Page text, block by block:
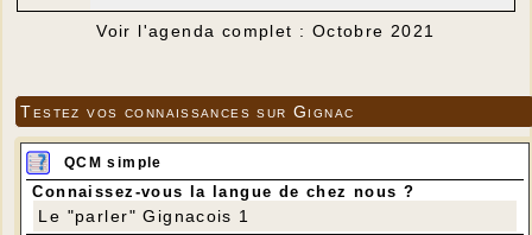
Voir l'agenda complet : Octobre 2021
Testez vos connaissances sur Gignac
QCM simple
Connaissez-vous la langue de chez nous ?
Le "parler" Gignacois 1